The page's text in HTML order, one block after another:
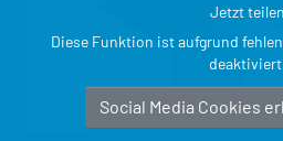
Jetzt teilen
Diese Funktion ist aufgrund
Social Media Cookies